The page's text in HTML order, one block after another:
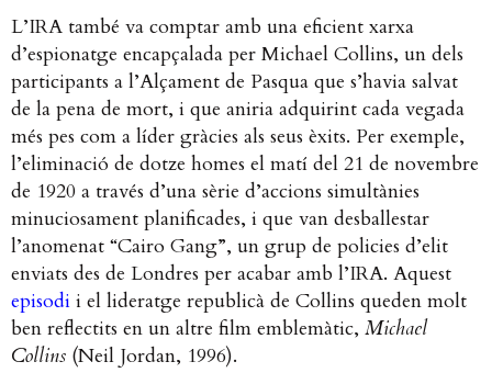
L’IRA també va comptar amb una eficient xarxa
d’espionatge encapçalada per Michael Collins, un dels
participants a l’Alçament de Pasqua que s’havia salvat
de la pena de mort, i que aniria adquirint cada vegada
més pes com a líder gràcies als seus èxits. Per exemple,
l’eliminació de dotze homes el matí del 21 de novembre
de 1920 a través d’una sèrie d’accions simultànies
minuciosament planificades, i que van desballestar
l’anomenat “Cairo Gang”, un grup de policies d’elit
enviats des de Londres per acabar amb l’IRA. Aquest
episodi i el lideratge republicà de Collins queden molt
ben reflectits en un altre film emblemàtic, Michael
Collins (Neil Jordan, 1996).